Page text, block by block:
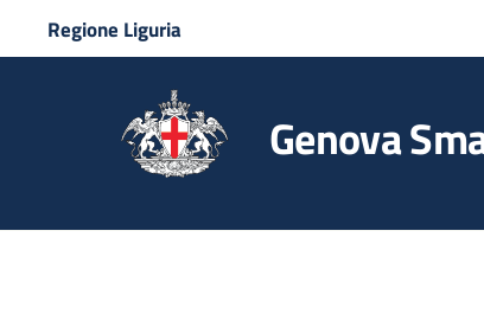
Regione Liguria
Genova